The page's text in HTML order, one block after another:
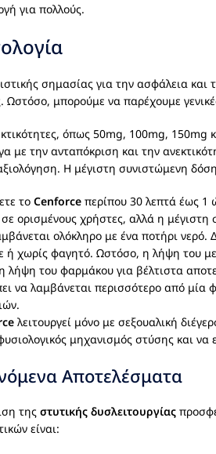
για πολλούς.
σημασίας για την ασφάλεια
Ωστόσο, μπορούμε να παρέχουμε
όπως 50mg, 100mg, 150mg
με την ανταπόκριση και την
Η μέγιστη συνιστώμενη
το Cenforce περίπου 30 λεπτά έως 1
ορισμένους χρήστες, αλλά η
ολόκληρο με ένα ποτήρι
ή χωρίς φαγητό. Ωστόσο, η λήψη του
λήψη του φαρμάκου για βέλτιστα
να λαμβάνεται περισσότερο από
λειτουργεί μόνο με σεξουαλική
μηχανισμός στύσης και
Αποτελέσματα
της στυτικής δυσλειτουργίας
είναι: